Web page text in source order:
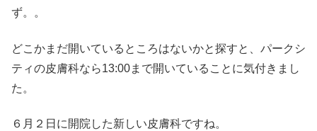
ず。。
どこかまだ開いているところはないかと探すと、パークシ
ティの皮膚科なら13:00まで開いていることに気付きまし
た。
６月２日に開院した新しい皮膚科ですね。